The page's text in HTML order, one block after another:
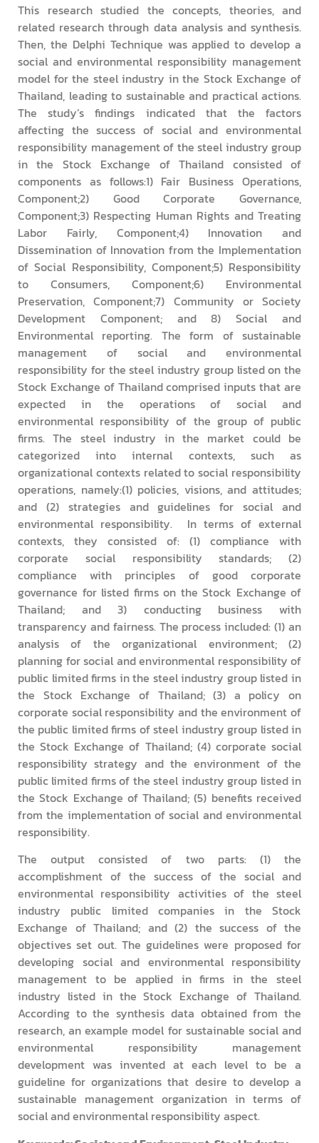
This research studied the concepts, theories, and
related research through data analysis and synthesis.
Then, the Delphi Technique was applied to develop a
social and environmental responsibility management
model for the steel industry in the Stock Exchange of
Thailand, leading to sustainable and practical actions.
The study’s findings indicated that the factors
affecting the success of social and environmental
responsibility management of the steel industry group
in the Stock Exchange of Thailand consisted of
components as follows:1) Fair Business Operations,
Component;2) Good Corporate Governance,
Component;3) Respecting Human Rights and Treating
Labor Fairly, Component;4) Innovation and
Dissemination of Innovation from the Implementation
of Social Responsibility, Component;5) Responsibility
to Consumers, Component;6) Environmental
Preservation, Component;7) Community or Society
Development Component; and 8) Social and
Environmental reporting. The form of sustainable
management of social and environmental
responsibility for the steel industry group listed on the
Stock Exchange of Thailand comprised inputs that are
expected in the operations of social and
environmental responsibility of the group of public
firms. The steel industry in the market could be
categorized into internal contexts, such as
organizational contexts related to social responsibility
operations, namely:(1) policies, visions, and attitudes;
and (2) strategies and guidelines for social and
environmental responsibility. In terms of external
contexts, they consisted of: (1) compliance with
corporate social responsibility standards; (2)
compliance with principles of good corporate
governance for listed firms on the Stock Exchange of
Thailand; and 3) conducting business with
transparency and fairness. The process included: (1) an
analysis of the organizational environment; (2)
planning for social and environmental responsibility of
public limited firms in the steel industry group listed in
the Stock Exchange of Thailand; (3) a policy on
corporate social responsibility and the environment of
the public limited firms of steel industry group listed in
the Stock Exchange of Thailand; (4) corporate social
responsibility strategy and the environment of the
public limited firms of the steel industry group listed in
the Stock Exchange of Thailand; (5) benefits received
from the implementation of social and environmental
responsibility.
The output consisted of two parts: (1) the
accomplishment of the success of the social and
environmental responsibility activities of the steel
industry public limited companies in the Stock
Exchange of Thailand; and (2) the success of the
objectives set out. The guidelines were proposed for
developing social and environmental responsibility
management to be applied in firms in the steel
industry listed in the Stock Exchange of Thailand.
According to the synthesis data obtained from the
research, an example model for sustainable social and
environmental responsibility management
development was invented at each level to be a
guideline for organizations that desire to develop a
sustainable management organization in terms of
social and environmental responsibility aspect.